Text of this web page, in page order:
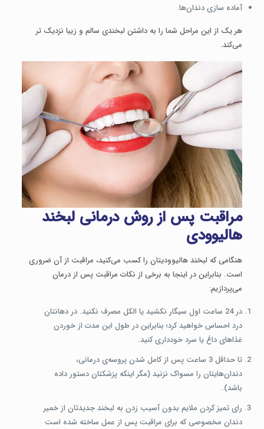
آماده سازی دندان‌ها.
هر یک از این مراحل شما را به داشتن لبخندی سالم و زیبا نزدیک‌ تر
می‌کند.
مراقبت پس از روش درمانی لبخند
هالیوودی
هنگامی که لبخند هالیوودیتان را کسب می‌کنید، مراقبت از آن‌ ضروری
است. بنابراین در اینجا به برخی از نکات مراقبت پس از درمان
می‌پردازیم:
در 24 ساعت اول سیگار نکشید یا الکل مصرف نکنید. در دهانتان
درد احساس خواهید کرد؛ بنابراین در طول این مدت از خوردن
غذاهای داغ یا سرد خودداری کنید.
تا حداقل 3 ساعت پس از کامل شدن پروسه‌ی درمانی،
دندان‌هایتان را مسواک نزنید (مگر اینکه پزشکتان دستور داده
باشد).
رای تمیز کردن ملایم بدون آسیب زدن به لبخند جدیدتان از خمیر
دندان مخصوصی که برای مراقبت پس از عمل ساخته شده است